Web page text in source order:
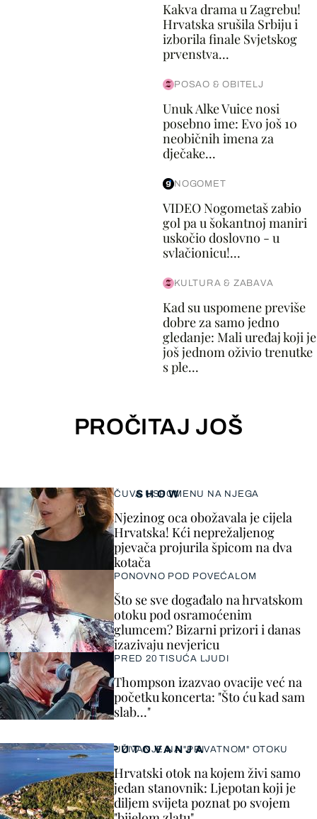
Kakva drama u Zagrebu!
Hrvatska srušila Srbiju i
izborila finale Svjetskog
prvenstva...
POSAO & OBITELJ
Unuk Alke Vuice nosi
posebno ime: Evo još 10
neobičnih imena za
dječake...
NOGOMET
VIDEO Nogometaš zabio
gol pa u šokantnoj maniri
uskočio doslovno - u
svlačionicu!...
KULTURA & ZABAVA
Kad su uspomene previše
dobre za samo jedno
gledanje: Mali uređaj koji je
još jednom oživio trenutke
s ple...
PROČITAJ JOŠ
SHOW
ČUVA USPOMENU NA NJEGA
Njezinog oca obožavala je cijela
Hrvatska! Kći neprežaljenog
pjevača projurila špicom na dva
kotača
PONOVNO POD POVEĆALOM
Što se sve događalo na hrvatskom
otoku pod osramoćenim
glumcem? Bizarni prizori i danas
izazivaju nevjericu
PRED 20 TISUĆA LJUDI
Thompson izazvao ovacije već na
početku koncerta: "Što ću kad sam
slab..."
PUTOVANJA
UŽIVANJE NA "PRIVATNOM" OTOKU
Hrvatski otok na kojem živi samo
jedan stanovnik: Ljepotan koji je
diljem svijeta poznat po svojem